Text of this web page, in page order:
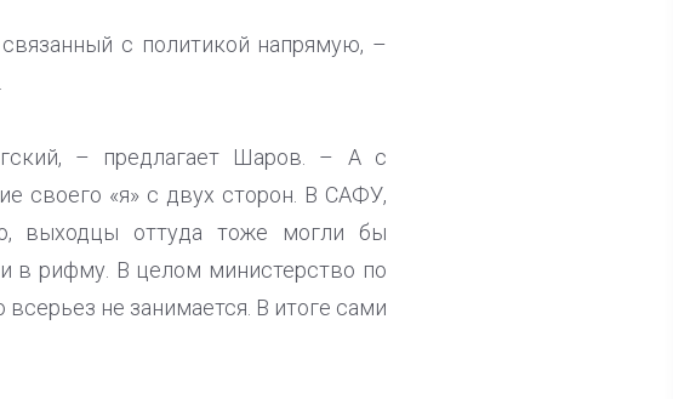
с политикой напрямую, –
– предлагает Шаров. – А с
своего «я» с двух сторон. В САФУ,
выходцы оттуда тоже могли бы
в рифму. В целом министерство по
не занимается. В итоге сами